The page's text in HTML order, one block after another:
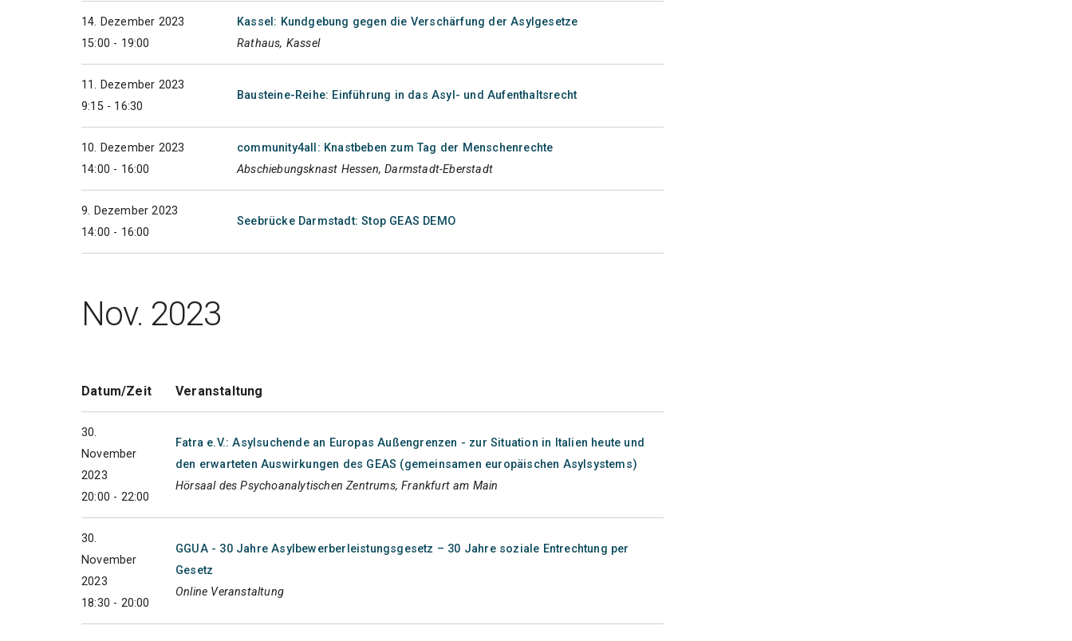
14. Dezember 2023
15:00 - 19:00
Kassel: Kundgebung gegen die Verschärfung der Asylgesetze
Rathaus, Kassel
11. Dezember 2023
9:15 - 16:30
Bausteine-Reihe: Einführung in das Asyl- und Aufenthaltsrecht
10. Dezember 2023
14:00 - 16:00
community4all: Knastbeben zum Tag der Menschenrechte
Abschiebungsknast Hessen, Darmstadt-Eberstadt
9. Dezember 2023
14:00 - 16:00
Seebrücke Darmstadt: Stop GEAS DEMO
Nov. 2023
Datum/Zeit Veranstaltung
30.
November
2023
20:00 - 22:00
Fatra e.V.: Asylsuchende an Europas Außengrenzen - zur Situation in Italien heute und
den erwarteten Auswirkungen des GEAS (gemeinsamen europäischen Asylsystems)
Hörsaal des Psychoanalytischen Zentrums, Frankfurt am Main
30.
November
2023
18:30 - 20:00
GGUA - 30 Jahre Asylbewerberleistungsgesetz – 30 Jahre soziale Entrechtung per
Gesetz
Online Veranstaltung